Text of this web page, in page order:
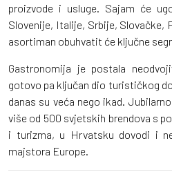
proizvode i usluge. Sajam će
Slovenije, Italije, Srbije, Slovačke,
asortiman obuhvatit će ključne
Gastronomija je postala
gotovo pa ključan dio turističkog
danas su veća nego ikad.
više od 500 svjetskih brendova s
i turizma, u Hrvatsku dovodi i
majstora Europe.